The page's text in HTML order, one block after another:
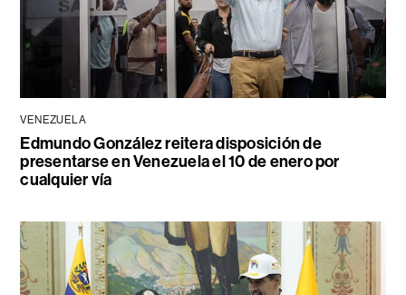
VENEZUELA
Edmundo González reitera disposición de
presentarse en Venezuela el 10 de enero por
cualquier vía